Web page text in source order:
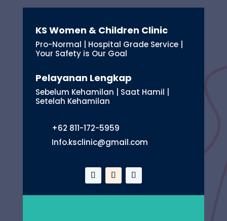
KS Women & Children Clinic
Pro-Normal | Hospital Grade Service |
Your Safety is Our Goal
Pelayanan Lengkap
Sebelum Kehamilan | Saat Hamil |
Setelah Kehamilan
+62 811-172-5959
Info.ksclinic@gmail.com